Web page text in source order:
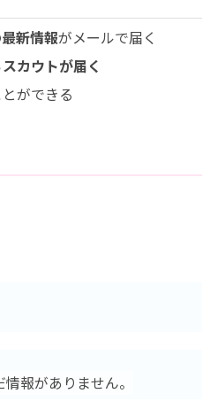
新情報がメールで届く
スカウトが届く
ができる
報がありません。